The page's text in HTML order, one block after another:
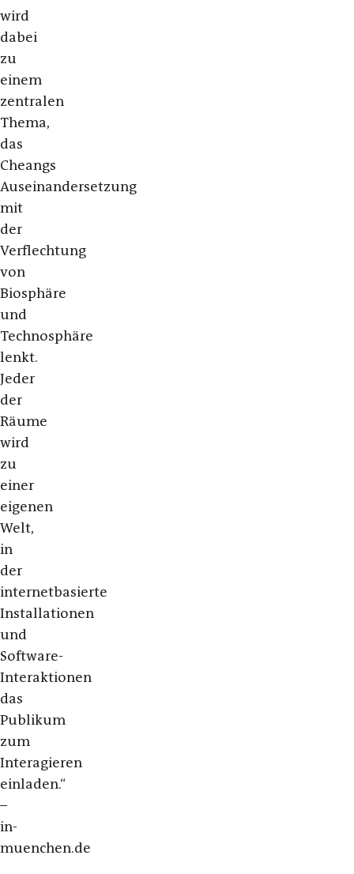
wird
dabei
zu
einem
zentralen
Thema,
das
Cheangs
Auseinandersetzung
mit
der
Verflechtung
von
Biosphäre
und
Technosphäre
lenkt.
Jeder
der
Räume
wird
zu
einer
eigenen
Welt,
in
der
internetbasierte
Installationen
und
Software-
Interaktionen
das
Publikum
zum
Interagieren
einladen.“
–
in-
muenchen.de